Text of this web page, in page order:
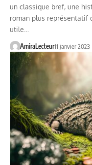
un classique bref, une
roman plus représentatif
utile…
AmiraLecteur11 janvier 2023